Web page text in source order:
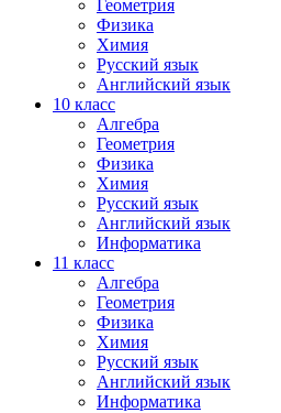
Геометрия
Физика
Химия
Русский язык
Английский язык
10 класс
Алгебра
Геометрия
Физика
Химия
Русский язык
Английский язык
Информатика
11 класс
Алгебра
Геометрия
Физика
Химия
Русский язык
Английский язык
Информатика